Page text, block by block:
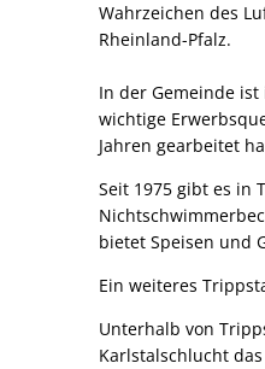
Wahrzeichen des
Rheinland-Pfalz.
In der Gemeinde
wichtige
Jahren gearbeitet
Seit 1975 gibt es in
bietet Speisen und
Ein weiteres
Unterhalb von
Karlstalschlucht